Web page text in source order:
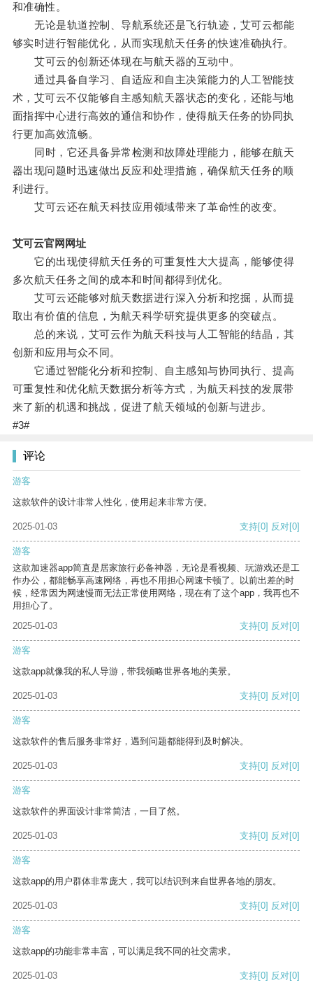
和准确性。
无论是轨道控制、导航系统还是飞行轨迹，艾可云都能
够实时进行智能优化，从而实现航天任务的快速准确执行。
艾可云的创新还体现在与航天器的互动中。
通过具备自学习、自适应和自主决策能力的人工智能技
术，艾可云不仅能够自主感知航天器状态的变化，还能与地
面指挥中心进行高效的通信和协作，使得航天任务的协同执
行更加高效流畅。
同时，它还具备异常检测和故障处理能力，能够在航天
器出现问题时迅速做出反应和处理措施，确保航天任务的顺
利进行。
艾可云还在航天科技应用领域带来了革命性的改变。
艾可云官网网址
它的出现使得航天任务的可重复性大大提高，能够使得
多次航天任务之间的成本和时间都得到优化。
艾可云还能够对航天数据进行深入分析和挖掘，从而提
取出有价值的信息，为航天科学研究提供更多的突破点。
总的来说，艾可云作为航天科技与人工智能的结晶，其
创新和应用与众不同。
它通过智能化分析和控制、自主感知与协同执行、提高
可重复性和优化航天数据分析等方式，为航天科技的发展带
来了新的机遇和挑战，促进了航天领域的创新与进步。
#3#
评论
游客
这款软件的设计非常人性化，使用起来非常方便。
2025-01-03 支持[0] 反对[0]
游客
这款加速器app简直是居家旅行必备神器，无论是看视频、玩游戏还是工
作办公，都能畅享高速网络，再也不用担心网速卡顿了。以前出差的时
候，经常因为网速慢而无法正常使用网络，现在有了这个app，我再也不
用担心了。
2025-01-03
支持[0] 反对[0]
游客
这款app就像我的私人导游，带我领略世界各地的美景。
2025-01-03 支持[0] 反对[0]
游客
这款软件的售后服务非常好，遇到问题都能得到及时解决。
2025-01-03 支持[0] 反对[0]
游客
这款软件的界面设计非常简洁，一目了然。
2025-01-03 支持[0] 反对[0]
游客
这款app的用户群体非常庞大，我可以结识到来自世界各地的朋友。
2025-01-03 支持[0] 反对[0]
游客
这款app的功能非常丰富，可以满足我不同的社交需求。
2025-01-03 支持[0] 反对[0]